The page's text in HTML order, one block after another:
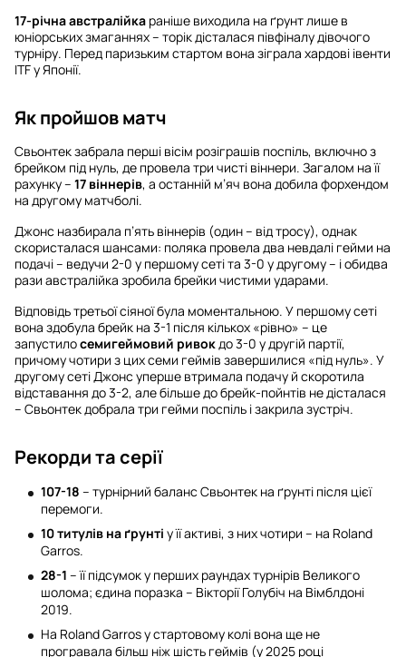
17-річна австралійка раніше виходила на ґрунт лише в
юніорських змаганнях – торік дісталася півфіналу дівочого
турніру. Перед паризьким стартом вона зіграла хардові івенти
ITF у Японії.
Як пройшов матч
Свьонтек забрала перші вісім розіграшів поспіль, включно з
брейком під нуль, де провела три чисті віннери. Загалом на її
рахунку – 17 віннерів, а останній м’яч вона добила форхендом
на другому матчболі.
Джонс назбирала п’ять віннерів (один – від тросу), однак
скористалася шансами: поляка провела два невдалі гейми на
подачі – ведучи 2-0 у першому сеті та 3-0 у другому – і обидва
рази австралійка зробила брейки чистими ударами.
Відповідь третьої сіяної була моментальною. У першому сеті
вона здобула брейк на 3-1 після кількох «рівно» – це
запустилосемигеймовий ривок до 3-0 у другій партії,
причому чотири з цих семи геймів завершилися «під нуль». У
другому сеті Джонс уперше втримала подачу й скоротила
відставання до 3-2, але більше до брейк-пойнтів не дісталася
– Свьонтек добрала три гейми поспіль і закрила зустріч.
Рекорди та серії
107-18 – турнірний баланс Свьонтек на ґрунті після цієї
перемоги.
10 титулів на ґрунті у її активі, з них чотири – на Roland
Garros.
28-1 – її підсумок у перших раундах турнірів Великого
шолома; єдина поразка – Вікторії Голубіч на Вімблдоні
2019.
На Roland Garros у стартовому колі вона ще не
програвала більш ніж шість геймів (у 2025 році